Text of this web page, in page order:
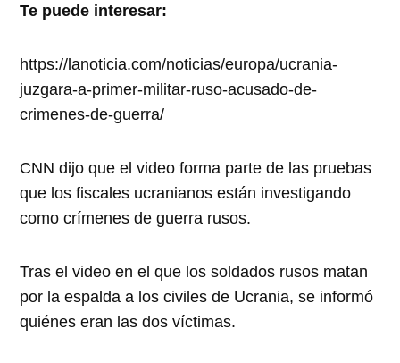
Te puede interesar:
https://lanoticia.com/noticias/europa/ucrania-
juzgara-a-primer-militar-ruso-acusado-de-
crimenes-de-guerra/
CNN dijo que el video forma parte de las pruebas
que los fiscales ucranianos están investigando
como crímenes de guerra rusos.
Tras el video en el que los soldados rusos matan
por la espalda a los civiles de Ucrania, se informó
quiénes eran las dos víctimas.